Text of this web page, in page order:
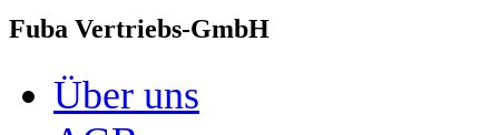
Fuba Vertriebs-GmbH
Über uns